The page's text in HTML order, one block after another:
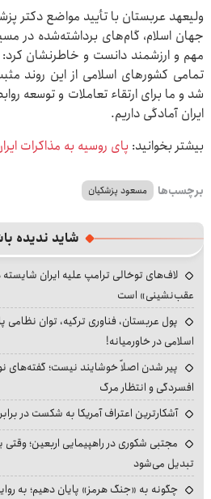
ولیعهد عربستان با تأیید مواضع دکتر
جهان اسلام، گام‌های برداشته‌شده در
مهم و ارزشمند دانست و خاطرنشان کرد:
تمامی کشورهای اسلامی از این روند
شد و ما برای ارتقاء تعاملات و توسعه
ایران آمادگی داریم.
بیشتر بخوانید: پای روسیه به مذاکرات
برچسب‌ها مسعود پزشکیان
شاید ندیده
لاف‌های توخالی ترامپ علیه ایران
عقب‌نشینی» است
پول عربستان، فناوری ترکیه، توان
اسلامی در خاورمیانه!
پیر شدن اصلاً خوشایند نیست؛ گفته‌های
افسردگی و انتظار مرگ
آشکارترین اعتراف آمریکا به شکست در
مجتبی شکوری در راهپیمایی اربعین؛ وقتی
تبدیل می‌شود
چگونه به «جنگ هرمز» پایان دهیم؛ به